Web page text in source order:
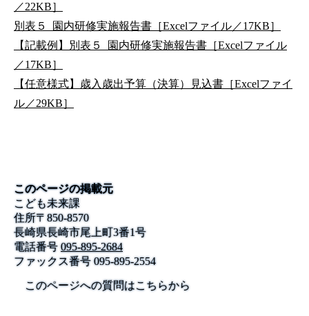
／22KB］
別表５_園内研修実施報告書［Excelファイル／17KB］
【記載例】別表５_園内研修実施報告書［Excelファイル
／17KB］
【任意様式】歳入歳出予算（決算）見込書［Excelファイ
ル／29KB］
このページの掲載元
こども未来課
住所〒850-8570
長崎県長崎市尾上町3番1号
電話番号 095-895-2684
ファックス番号095-895-2554
このページへの質問はこちらから